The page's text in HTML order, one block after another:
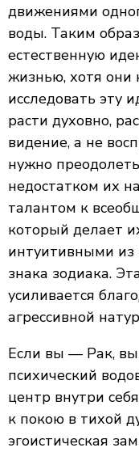
движениями
воды. Таким
естественную
жизнью, хотя они
исследовать эту
расти духовно,
видение, а не
нужно
недостатком их
талантом к
который делает
интуитивными из
знака зодиака.
усиливается
агрессивной
Если вы — Рак,
психический
центр внутри
к покою в тихой
эгоистическая